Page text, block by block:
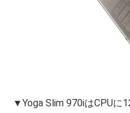
▼Yoga Slim 970iはCPUに